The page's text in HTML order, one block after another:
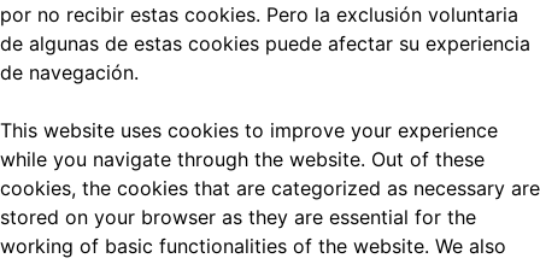
por no recibir estas cookies. Pero la exclusión voluntaria
de algunas de estas cookies puede afectar su experiencia
de navegación.
This website uses cookies to improve your experience
while you navigate through the website. Out of these
cookies, the cookies that are categorized as necessary are
stored on your browser as they are essential for the
working of basic functionalities of the website. We also